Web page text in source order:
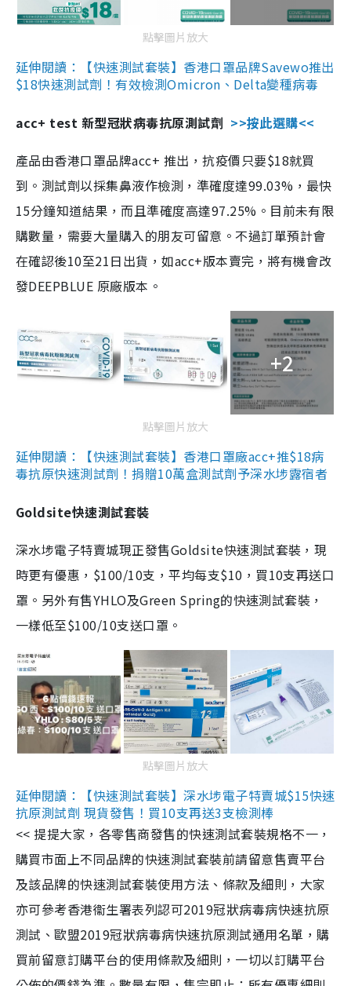
點擊圖片放大
延伸閱讀：【快速測試套裝】香港口罩品牌Savewo推出
$18快速測試劑！有效檢測Omicron、Delta變種病毒
acc+ test 新型冠狀病毒抗原測試劑 >>按此選購<<
產品由香港口罩品牌acc+ 推出，抗疫價只要$18就買
到。測試劑以採集鼻液作檢測，準確度達99.03%，最快
15分鐘知道結果，而且準確度高達97.25%。目前未有限
購數量，需要大量購入的朋友可留意。不過訂單預計會
在確認後10至21日出貨，如acc+版本賣完，將有機會改
發DEEPBLUE 原廠版本。
+2
點擊圖片放大
延伸閱讀：【快速測試套裝】香港口罩廠acc+推$18病
毒抗原快速測試劑！捐贈10萬盒測試劑予深水埗露宿者
Goldsite快速測試套裝
深水埗電子特賣城現正發售Goldsite快速測試套裝，現
時更有優惠，$100/10支，平均每支$10，買10支再送口
罩。另外有售YHLO及Green Spring的快速測試套裝，
一樣低至$100/10支送口罩。
點擊圖片放大
延伸閱讀：【快速測試套裝】深水埗電子特賣城$15快速
抗原測試劑 現貨發售！買10支再送3支檢測棒
<< 提提大家，各零售商發售的快速測試套裝規格不一，
購買市面上不同品牌的快速測試套裝前請留意售賣平台
及該品牌的快速測試套裝使用方法、條款及細則，大家
亦可參考香港衞生署表列認可2019冠狀病毒病快速抗原
測試、歐盟2019冠狀病毒病快速抗原測試通用名單，購
買前留意訂購平台的使用條款及細則，一切以訂購平台